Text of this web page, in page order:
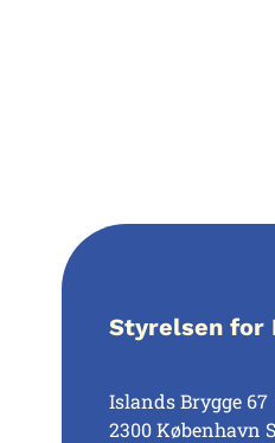
Styrelsen for
Islands Brygge 67
2300 København S